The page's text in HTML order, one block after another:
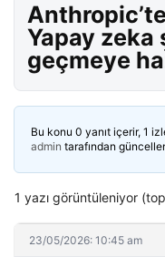
Yapay zeka
geçmeye
Bu konu 0 yanıt içerir, 1
admin tarafından
1 yazı görüntüleniyor
23/05/2026: 10:45 am